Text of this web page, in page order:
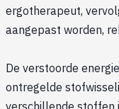
ergotherapeut,
aangepast worden,
De verstoorde
ontregelde